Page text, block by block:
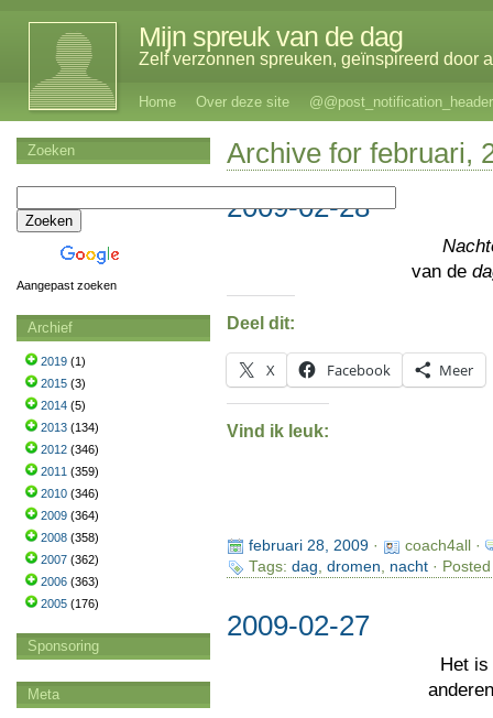
Mijn spreuk van de dag
Zelf verzonnen spreuken, geïnspireerd door
Home Over deze site @@post_notification_header
Archive for februari,
2009-02-28
van de
Deel dit:
X Facebook Meer
Vind ik leuk:
februari 28, 2009·
coach4all ·
Tags: dag, dromen, nacht·
2009-02-27
Het
Zoeken
Aangepast zoeken
Archief
2019 (1)
2015 (3)
2014 (5)
2013 (134)
2012 (346)
2011 (359)
2010 (346)
2009 (364)
2008 (358)
2007 (362)
2006 (363)
2005 (176)
Sponsoring
Meta